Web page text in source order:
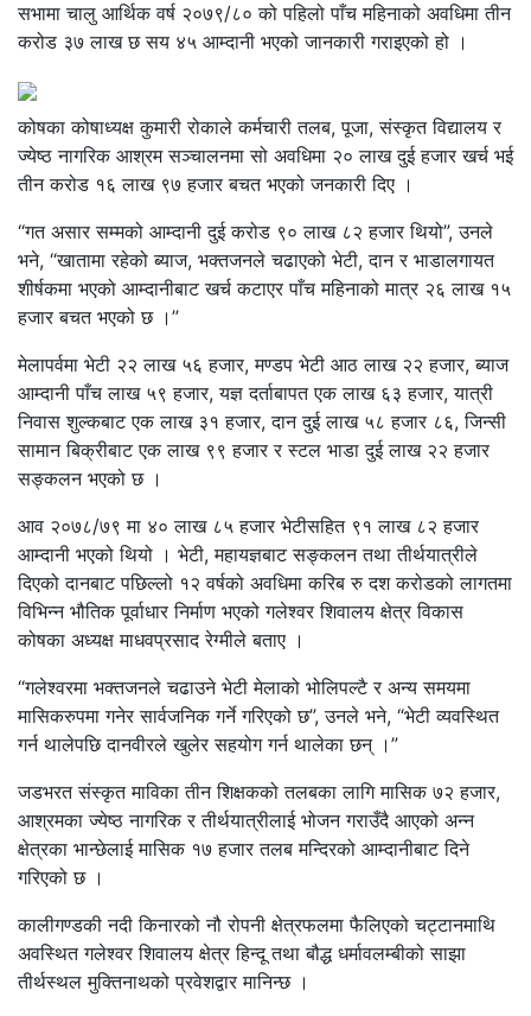
सभामा चालु आर्थिक वर्ष २०७९/८० को पहिलो पाँच महिनाको अवधिमा तीन
करोड ३७ लाख छ सय ४५ आम्दानी भएको जानकारी गराइएको हो ।
कोषका कोषाध्यक्ष कुमारी रोकाले कर्मचारी तलब, पूजा, संस्कृत विद्यालय र
ज्येष्ठ नागरिक आश्रम सञ्चालनमा सो अवधिमा २० लाख दुई हजार खर्च भई
तीन करोड १६ लाख ९७ हजार बचत भएको जनकारी दिए ।
“गत असार सम्मको आम्दानी दुई करोड ९० लाख ८२ हजार थियो”, उनले
भने, “खातामा रहेको ब्याज, भक्तजनले चढाएको भेटी, दान र भाडालगायत
शीर्षकमा भएको आम्दानीबाट खर्च कटाएर पाँच महिनाको मात्र २६ लाख १५
हजार बचत भएको छ ।”
मेलापर्वमा भेटी २२ लाख ५६ हजार, मण्डप भेटी आठ लाख २२ हजार, ब्याज
आम्दानी पाँच लाख ५९ हजार, यज्ञ दर्ताबापत एक लाख ६३ हजार, यात्री
निवास शुल्कबाट एक लाख ३१ हजार, दान दुई लाख ५८ हजार ८६, जिन्सी
सामान बिक्रीबाट एक लाख ९९ हजार र स्टल भाडा दुई लाख २२ हजार
सङ्कलन भएको छ ।
आव २०७८/७९ मा ४० लाख ८५ हजार भेटीसहित ९१ लाख ८२ हजार
आम्दानी भएको थियो । भेटी, महायज्ञबाट सङ्कलन तथा तीर्थयात्रीले
दिएको दानबाट पछिल्लो १२ वर्षको अवधिमा करिब रु दश करोडको लागतमा
विभिन्न भौतिक पूर्वाधार निर्माण भएको गलेश्वर शिवालय क्षेत्र विकास
कोषका अध्यक्ष माधवप्रसाद रेग्मीले बताए ।
“गलेश्वरमा भक्तजनले चढाउने भेटी मेलाको भोलिपल्टै र अन्य समयमा
मासिकरुपमा गनेर सार्वजनिक गर्ने गरिएको छ”, उनले भने, “भेटी व्यवस्थित
गर्न थालेपछि दानवीरले खुलेर सहयोग गर्न थालेका छन् ।”
जडभरत संस्कृत माविका तीन शिक्षकको तलबका लागि मासिक ७२ हजार,
आश्रमका ज्येष्ठ नागरिक र तीर्थयात्रीलाई भोजन गराउँदै आएको अन्न
क्षेत्रका भान्छेलाई मासिक १७ हजार तलब मन्दिरको आम्दानीबाट दिने
गरिएको छ ।
कालीगण्डकी नदी किनारको नौ रोपनी क्षेत्रफलमा फैलिएको चट्टानमाथि
अवस्थित गलेश्वर शिवालय क्षेत्र हिन्दू तथा बौद्ध धर्मावलम्बीको साझा
तीर्थस्थल मुक्तिनाथको प्रवेशद्वार मानिन्छ ।